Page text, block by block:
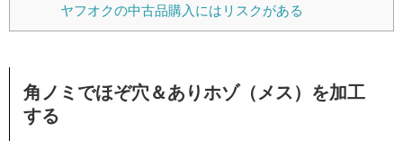
ヤフオクの中古品購入にはリスクがある
角ノミでほぞ穴＆ありホゾ（メス）を加工
する